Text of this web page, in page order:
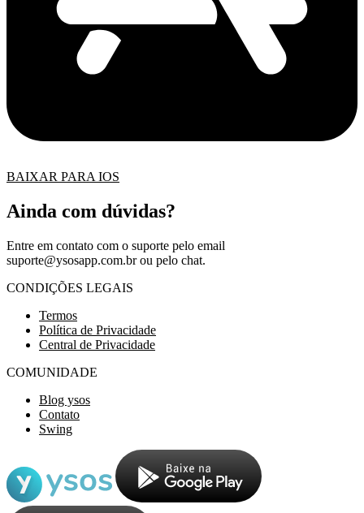
BAIXAR PARA IOS
Ainda com dúvidas?
Entre em contato com o suporte pelo email
suporte@ysosapp.com.brou pelo chat.
CONDIÇÕES LEGAIS
Termos
Política de Privacidade
Central de Privacidade
COMUNIDADE
Blog ysos
Contato
Swing